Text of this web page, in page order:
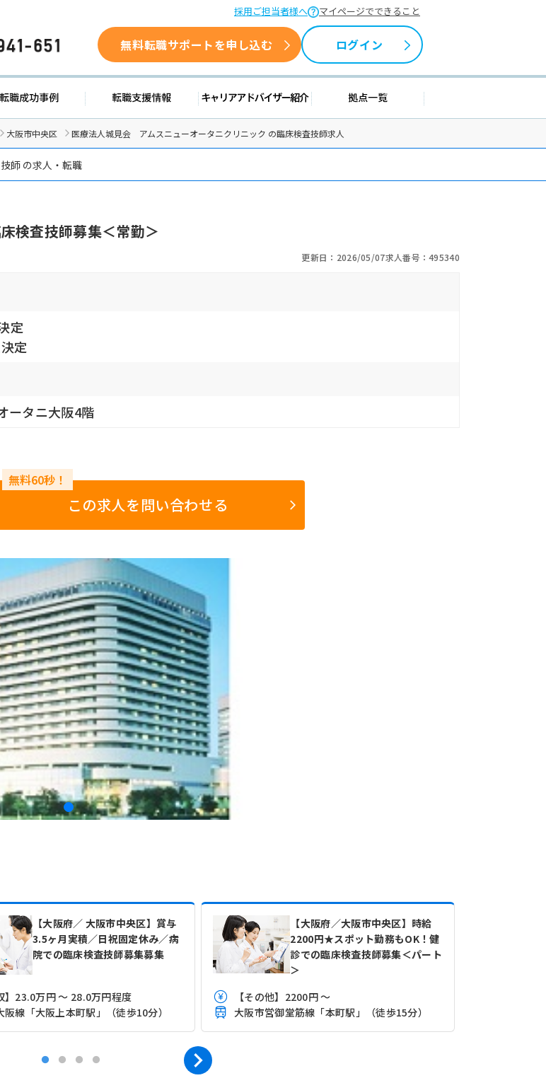
採用ご担当者様へ マイページでできること
0120-941-651 無料転職サポートを申し込む ログイン
転職成功事例 転職支援情報 キャリアアドバイザー紹介 拠点一覧
大阪市中央区 医療法人城見会 アムスニューオータニクリニック の臨床検査技師求人
師 の求人・転職
検査技師募集＜常勤＞
更新日：2026/05/07求人番号：495340
定
定
ータニ大阪4階
この求人を問い合わせる
【大阪府／ 大阪市中央区】賞与
3.5ヶ月実積／日祝固定休み／病
院での臨床検査技師募集募集
】23.0万円 ～ 28.0万円程度
阪線「大阪上本町駅」（徒歩10分）
【大阪府／大阪市中央区】時給
2200円★スポット勤務もOK！健
診での臨床検査技師募集＜パート
＞
【その他】2200円 ～
大阪市営御堂筋線「本町駅」（徒歩15分）